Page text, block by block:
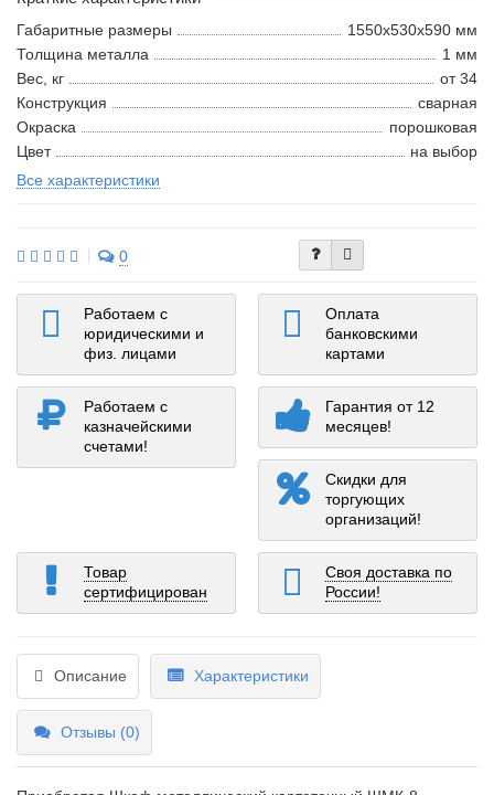
Габаритные размеры
1550x530x590 мм
Толщина металла
1 мм
Вес, кг
от 34
Конструкция
сварная
Окраска
порошковая
Цвет
на выбор
Все характеристики
0
Работаем с
юридическими и
физ. лицами
Оплата
банковскими
картами
Работаем с
казначейскими
счетами!
Гарантия от 12
месяцев!
Скидки для
торгующих
организаций!
Товар
сертифицирован
Своя доставка по
России!
Описание Характеристики
Отзывы (0)